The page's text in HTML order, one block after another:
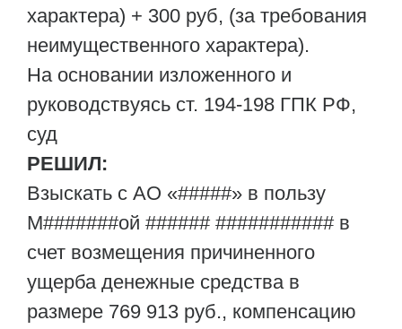
характера) + 300 руб, (за требования
неимущественного характера).
На основании изложенного и
руководствуясь ст. 194-198 ГПК РФ,
суд
РЕШИЛ:
Взыскать с АО «#####» в пользу
М#######ой ###### ########### в
счет возмещения причиненного
ущерба денежные средства в
размере 769 913 руб., компенсацию